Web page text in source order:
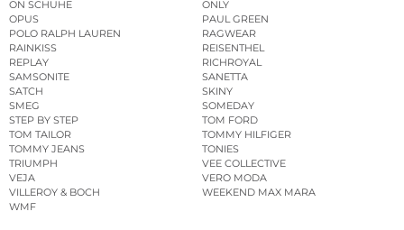
ON SCHUHE
ONLY
OPUS
PAUL GREEN
POLO RALPH LAUREN
RAGWEAR
RAINKISS
REISENTHEL
REPLAY
RICHROYAL
SAMSONITE
SANETTA
SATCH
SKINY
SMEG
SOMEDAY
STEP BY STEP
TOM FORD
TOM TAILOR
TOMMY HILFIGER
TOMMY JEANS
TONIES
TRIUMPH
VEE COLLECTIVE
VEJA
VERO MODA
VILLEROY & BOCH
WEEKEND MAX MARA
WMF